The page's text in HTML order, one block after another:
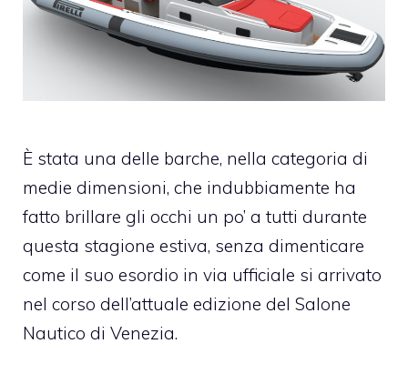
È stata una delle barche, nella categoria di
medie dimensioni, che indubbiamente ha
fatto brillare gli occhi un po’ a tutti durante
questa stagione estiva, senza dimenticare
come il suo esordio in via ufficiale si arrivato
nel corso dell’attuale edizione del Salone
Nautico di Venezia.